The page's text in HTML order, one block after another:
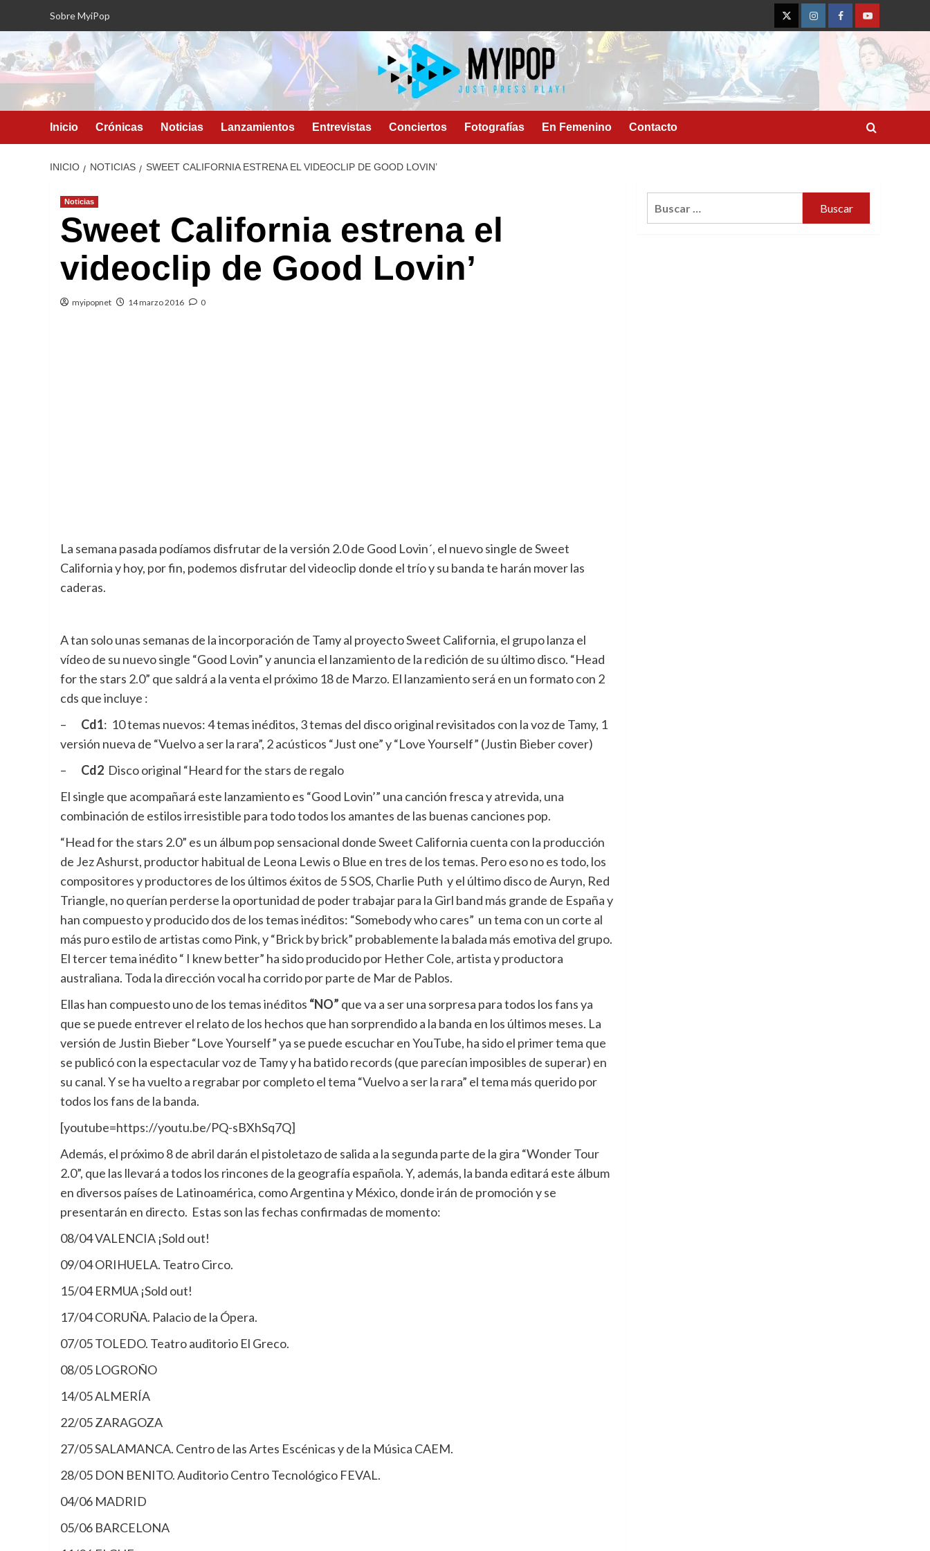
Sobre MyiPop
TwitterInstagramFacebookYouTube
Inicio Crónicas Noticias Lanzamientos Entrevistas Conciertos Fotografías En Femenino Contacto
INICIO NOTICIAS SWEET CALIFORNIA ESTRENA EL VIDEOCLIP DE GOOD LOVIN’
Noticias
Sweet California estrena el
videoclip de Good Lovin’
myipopnet 14 marzo 2016 0
La semana pasada podíamos disfrutar de la versión 2.0 de Good Lovin´, el nuevo single de Sweet
California y hoy, por fin, podemos disfrutar del videoclip donde el trío y su banda te harán mover las
caderas.
A tan solo unas semanas de la incorporación de Tamy al proyecto Sweet California, el grupo lanza el
vídeo de su nuevo single “Good Lovin” y anuncia el lanzamiento de la redición de su último disco. “Head
for the stars 2.0” que saldrá a la venta el próximo 18 de Marzo. El lanzamiento será en un formato con 2
cds que incluye :
– Cd1: 10 temas nuevos: 4 temas inéditos, 3 temas del disco original revisitados con la voz de Tamy, 1
versión nueva de “Vuelvo a ser la rara”, 2 acústicos “Just one” y “Love Yourself” (Justin Bieber cover)
–
Cd2 Disco original “Heard for the stars de regalo
El single que acompañará este lanzamiento es “Good Lovin’” una canción fresca y atrevida, una
combinación de estilos irresistible para todo todos los amantes de las buenas canciones pop.
“Head for the stars 2.0” es un álbum pop sensacional donde Sweet California cuenta con la producción
de Jez Ashurst, productor habitual de Leona Lewis o Blue en tres de los temas. Pero eso no es todo, los
compositores y productores de los últimos éxitos de 5 SOS, Charlie Puth y el último disco de Auryn, Red
Triangle, no querían perderse la oportunidad de poder trabajar para la Girl band más grande de España y
han compuesto y producido dos de los temas inéditos: “Somebody who cares” un tema con un corte al
más puro estilo de artistas como Pink, y “Brick by brick” probablemente la balada más emotiva del grupo.
El tercer tema inédito “ I knew better” ha sido producido por Hether Cole, artista y productora
australiana. Toda la dirección vocal ha corrido por parte de Mar de Pablos.
Ellas han compuesto uno de los temas inéditos “NO” que va a ser una sorpresa para todos los fans ya
que se puede entrever el relato de los hechos que han sorprendido a la banda en los últimos meses. La
versión de Justin Bieber “Love Yourself” ya se puede escuchar en YouTube, ha sido el primer tema que
se publicó con la espectacular voz de Tamy y ha batido records (que parecían imposibles de superar) en
su canal. Y se ha vuelto a regrabar por completo el tema “Vuelvo a ser la rara” el tema más querido por
todos los fans de la banda.
[youtube=https://youtu.be/PQ-sBXhSq7Q]
Además, el próximo 8 de abril darán el pistoletazo de salida a la segunda parte de la gira “Wonder Tour
2.0”, que las llevará a todos los rincones de la geografía española. Y, además, la banda editará este álbum
en diversos países de Latinoamérica, como Argentina y México, donde irán de promoción y se
presentarán en directo. Estas son las fechas confirmadas de momento:
08/04 VALENCIA ¡Sold out!
09/04 ORIHUELA. Teatro Circo.
15/04 ERMUA ¡Sold out!
17/04 CORUÑA. Palacio de la Ópera.
07/05 TOLEDO. Teatro auditorio El Greco.
08/05 LOGROÑO
14/05 ALMERÍA
22/05 ZARAGOZA
27/05 SALAMANCA. Centro de las Artes Escénicas y de la Música CAEM.
28/05 DON BENITO. Auditorio Centro Tecnológico FEVAL.
04/06 MADRID
05/06 BARCELONA